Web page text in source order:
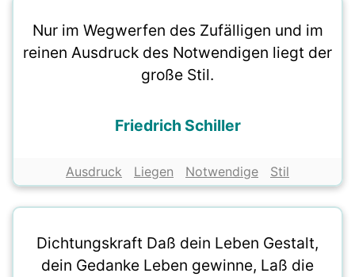
Nur im Wegwerfen des Zufälligen und im
reinen Ausdruck des Notwendigen liegt der
große Stil.
Friedrich Schiller
Ausdruck Liegen Notwendige Stil
Dichtungskraft Daß dein Leben Gestalt,
dein Gedanke Leben gewinne, Laß die